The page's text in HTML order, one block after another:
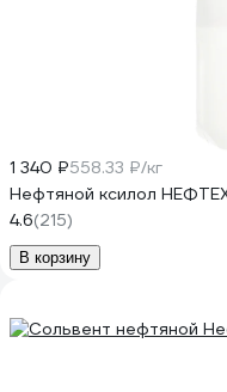
1 340 ₽558.33 ₽/кг
Нефтяной ксилол
4.6(215)
В корзину